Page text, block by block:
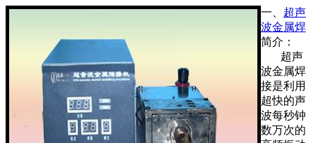
一、 超声
波金属焊
简介：
超声
波金属焊
接是利用
超快的声
波每秒钟
数万次的